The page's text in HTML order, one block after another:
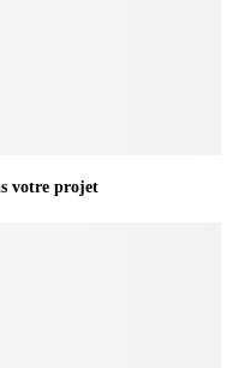
votre projet